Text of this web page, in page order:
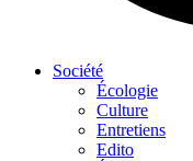
Société
Écologie
Culture
Entretiens
Edito